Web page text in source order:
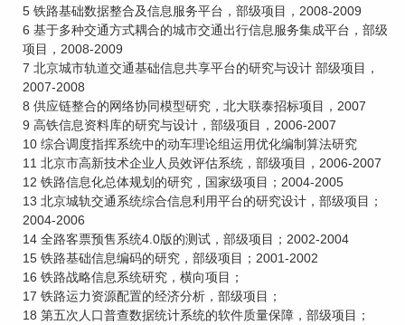
5 铁路基础数据整合及信息服务平台，部级项目，2008-2009
6 基于多种交通方式耦合的城市交通出行信息服务集成平台，部级
项目，2008-2009
7 北京城市轨道交通基础信息共享平台的研究与设计 部级项目，
2007-2008
8 供应链整合的网络协同模型研究，北大联泰招标项目，2007
9 高铁信息资料库的研究与设计，部级项目，2006-2007
10 综合调度指挥系统中的动车理论组运用优化编制算法研究
11 北京市高新技术企业人员效评估系统，部级项目，2006-2007
12 铁路信息化总体规划的研究，国家级项目；2004-2005
13 北京城轨交通系统综合信息利用平台的研究设计，部级项目；
2004-2006
14 全路客票预售系统4.0版的测试，部级项目；2002-2004
15 铁路基础信息编码的研究，部级项目；2001-2002
16 铁路战略信息系统研究，横向项目；
17 铁路运力资源配置的经济分析，部级项目；
18 第五次人口普查数据统计系统的软件质量保障，部级项目；